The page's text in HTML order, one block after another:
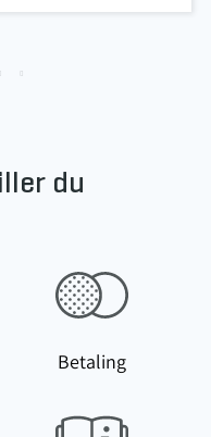
du
Betaling